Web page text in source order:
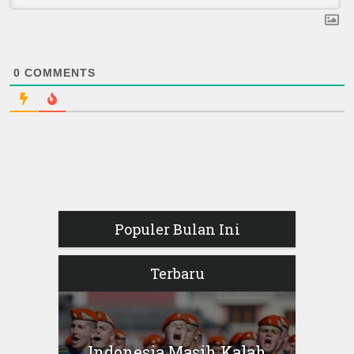
0 COMMENTS
Populer Bulan Ini
Terbaru